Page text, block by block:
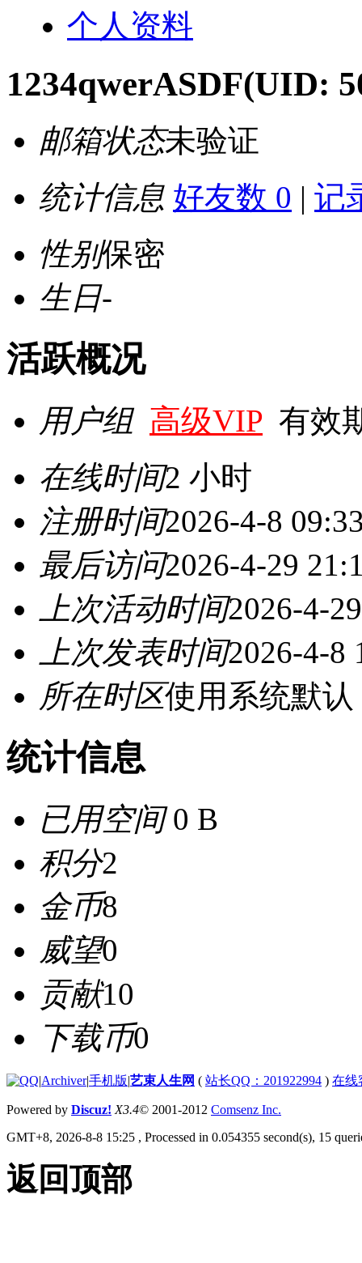
个人资料
1234qwerASDF(UID:
邮箱状态未验证
统计信息 好友数 0 | 记
性别保密
生日-
活跃概况
用户组 高级VIP 有效
在线时间2 小时
注册时间2026-4-8
最后访问2026-4-29
上次活动时间2026-4-
上次发表时间2026-4-8
所在时区使用系统默认
统计信息
已用空间0 B
积分2
金币8
威望0
贡献10
下载币0
|Archiver|手机版|艺束人生网 ( 站长QQ：201922994 ) 在线
Powered by Discuz! X3.4© 2001-2012 Comsenz Inc.
GMT+8, 2026-8-8 15:25 , Processed in 0.054355 second(s), 15
返回顶部